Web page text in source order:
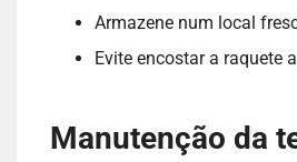
Armazene num local
Evite encostar a raquete
Manutenção da